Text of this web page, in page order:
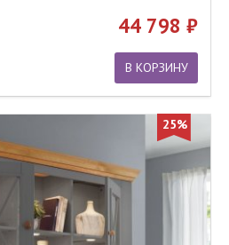
44 798
В КОРЗИНУ
25%